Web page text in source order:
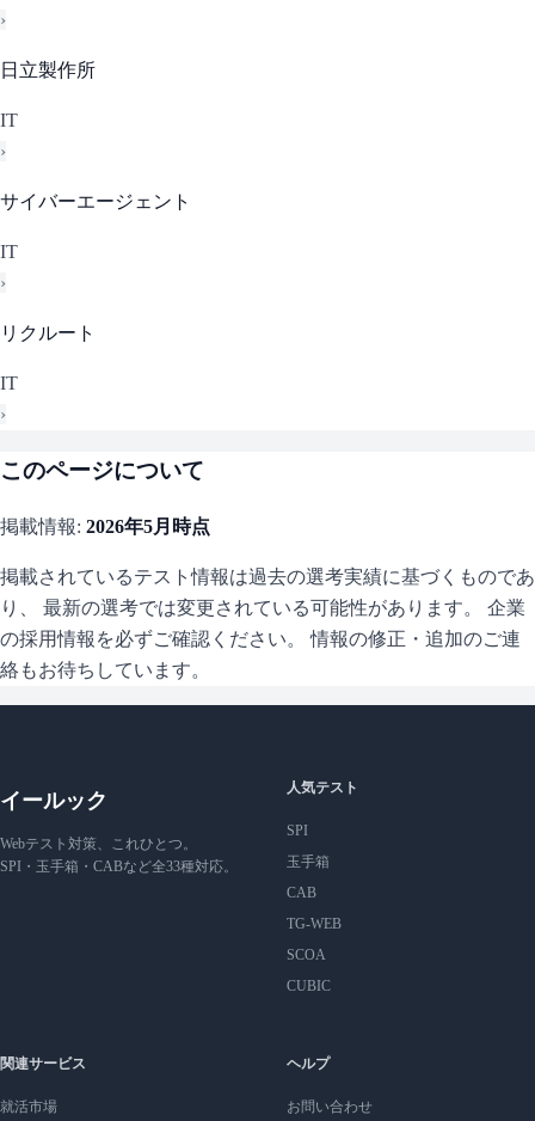
›
日立製作所
IT
›
サイバーエージェント
IT
›
リクルート
IT
›
このページについて
掲載情報: 2026年5月 時点
掲載されているテスト情報は過去の選考実績に基づくものであ
り、 最新の選考では変更されている可能性があります。 企業
の採用情報を必ずご確認ください。 情報の修正・追加のご連
絡もお待ちしています。
イールック
Webテスト対策、これひとつ。
SPI・玉手箱・CABなど全33種対応。
人気テスト
SPI
玉手箱
CAB
TG-WEB
SCOA
CUBIC
関連サービス
就活市場
ヘルプ
お問い合わせ